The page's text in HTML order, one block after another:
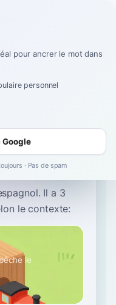
. Il a 3
le contexte:
le
pour ancrer le mot dans
personnel
Google
· Pas de spam